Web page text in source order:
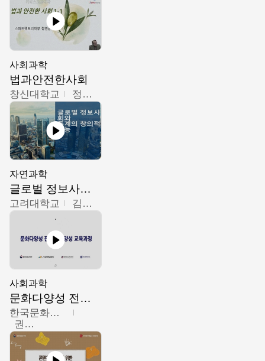
사회과학
법과안전한사회
창신대학교 정연균
자연과학
글로벌 정보사회와 통계의 창의적 기능
고려대학교 김희영
사회과학
문화다양성 전문인력 양성 기본과정 - 문화다양성의 이해
한국문화예술교육진흥원
권숙인 외 8명